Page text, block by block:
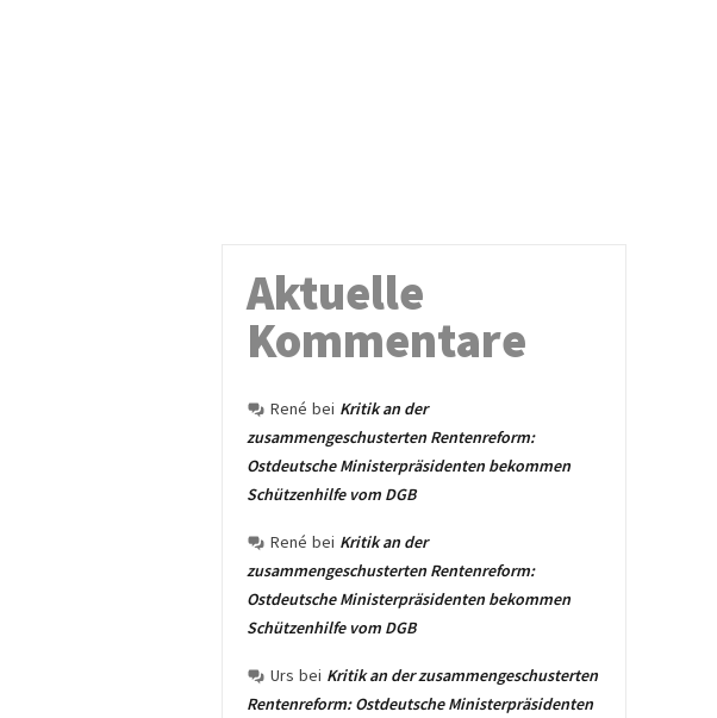
Aktuelle
Kommentare
René bei Kritik an der
zusammengeschusterten Rentenreform:
Ostdeutsche Ministerpräsidenten bekommen
Schützenhilfe vom DGB
René bei Kritik an der
zusammengeschusterten Rentenreform:
Ostdeutsche Ministerpräsidenten bekommen
Schützenhilfe vom DGB
Urs bei Kritik an der zusammengeschusterten
Rentenreform: Ostdeutsche Ministerpräsidenten